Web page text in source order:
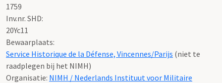
1759
Inv.nr. SHD:
20Yc11
Bewaarplaats:
Service Historique de la Défense, Vincennes/Parijs (niet te
raadplegen bij het NIMH)
Organisatie: NIMH / Nederlands Instituut voor Militaire